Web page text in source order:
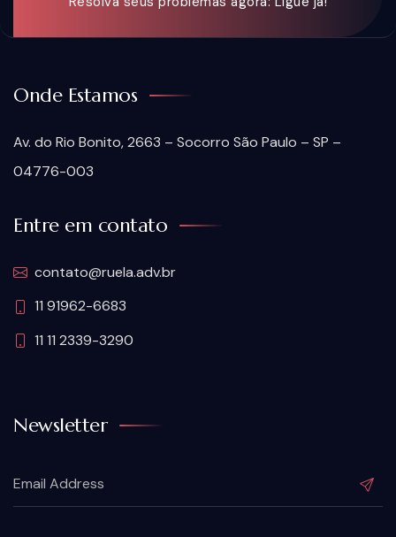
Onde Estamos
Av. do Rio Bonito, 2663 – Socorro São Paulo – SP –
04776-003
Entre em contato
contato@ruela.adv.br
11 91962-6683
11 11 2339-3290
Newsletter